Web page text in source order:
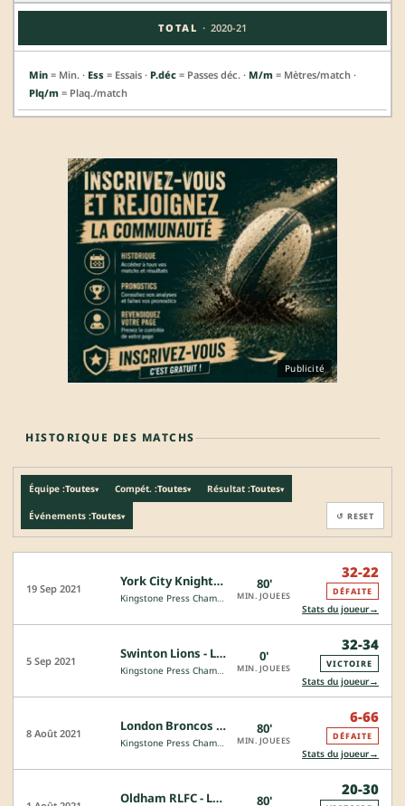
TOTAL · 2020-21
Min = Min. · Ess = Essais · P.déc = Passes déc. · M/m = Mètres/match ·
Plq/m = Plaq./match
Publicité
HISTORIQUE DES MATCHS
Équipe :Toutes▾ Compét. :Toutes▾ Résultat :Toutes▾
Événements :Toutes▾ ↺ RESET
19 Sep 2021 York City Knights - London Broncos
Kingstone Press Championship
80'
MIN. JOUEES
32-22
DÉFAITE
Stats du joueur→
5 Sep 2021 Swinton Lions - London Broncos
Kingstone Press Championship
0'
MIN. JOUEES
32-34
VICTOIRE
Stats du joueur→
8 Août 2021 London Broncos - Toulouse Olymp. XIII
Kingstone Press Championship
80'
MIN. JOUEES
6-66
DÉFAITE
Stats du joueur→
Oldham RLFC - London Broncos 80'
20-30